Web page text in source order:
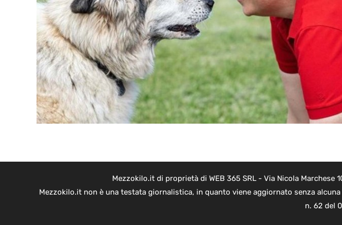
Mezzokilo.it di proprietà di WEB 365 SRL - Via Nicola Marchese
Mezzokilo.it non è una testata giornalistica, in quanto viene aggiornato senza
n. 62 del